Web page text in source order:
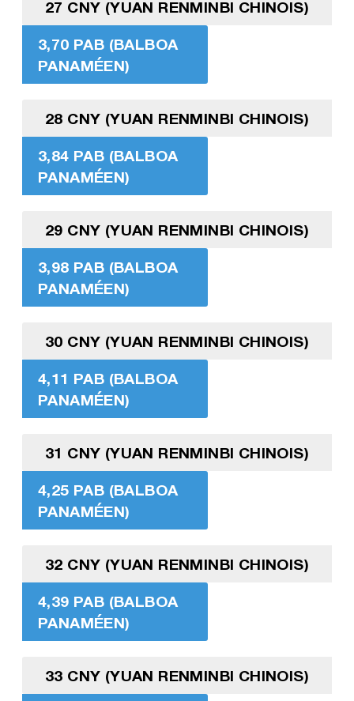
27 CNY (YUAN RENMINBI CHINOIS)
3,70 PAB (BALBOA
PANAMÉEN)
28 CNY (YUAN RENMINBI CHINOIS)
3,84 PAB (BALBOA
PANAMÉEN)
29 CNY (YUAN RENMINBI CHINOIS)
3,98 PAB (BALBOA
PANAMÉEN)
30 CNY (YUAN RENMINBI CHINOIS)
4,11 PAB (BALBOA
PANAMÉEN)
31 CNY (YUAN RENMINBI CHINOIS)
4,25 PAB (BALBOA
PANAMÉEN)
32 CNY (YUAN RENMINBI CHINOIS)
4,39 PAB (BALBOA
PANAMÉEN)
33 CNY (YUAN RENMINBI CHINOIS)